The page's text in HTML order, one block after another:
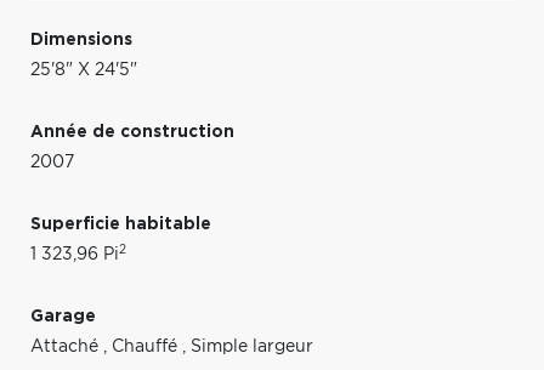
Dimensions
25'8" X 24'5"
Année de construction
2007
Superficie habitable
1 323,96 Pi2
Garage
Attaché , Chauffé , Simple largeur